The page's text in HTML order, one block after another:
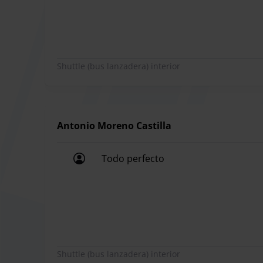
punto de recogida.
Altura y longitud máximas
grandes dimensiones ponte en contacto con el
Shuttle (bus lanzadera) interior
Antonio Moreno Castilla
Todo perfecto
Shuttle (bus lanzadera) interior